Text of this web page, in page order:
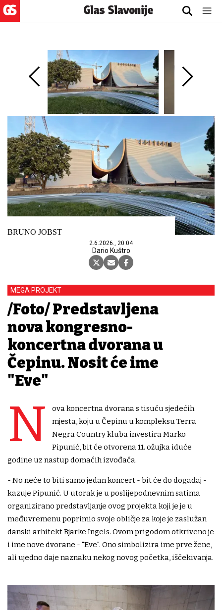
BRUNO JOBST
2.6.2026., 20:04
Dario Kuštro
MEGA PROJEKT
/Foto/ Predstavljena
nova kongresno-
koncertna dvorana u
Čepinu. Nosit će ime
"Eve"
N
ova koncertna dvorana s tisuću sjedećih
mjesta, koju u Čepinu u kompleksu Terra
Negra Country kluba investira Marko
Pipunić, bit će otvorena 11. ožujka iduće
godine uz nastup domaćih izvođača.
- No neće to biti samo jedan koncert - bit će do događaj -
kazuje Pipunić. U utorak je u poslijepodnevnim satima
organizirano predstavljanje ovog projekta koji je je u
međuvremenu poprimio svoje obličje za koje je zaslužan
danski arhitekt Bjarke Ingels. Ovom prigodom otkriveno je
i ime nove dvorane - "Eve". Ono simbolizira ime prve žene,
ali ujedno daje naznaku nekog novog početka, iščekivanja.